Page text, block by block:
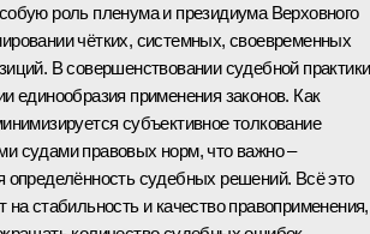
роль пленума и президиума Верховного
чётких, системных, своевременных
В совершенствовании судебной практики
единообразия применения законов. Как
субъективное толкование
судами правовых норм, что важно –
определённость судебных решений. Всё это
на стабильность и качество правоприменения,